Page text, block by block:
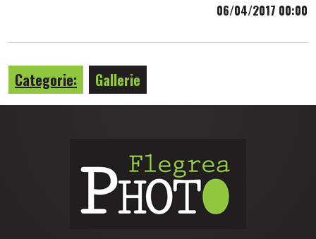
06/04/2017 00:00
Categorie: Gallerie